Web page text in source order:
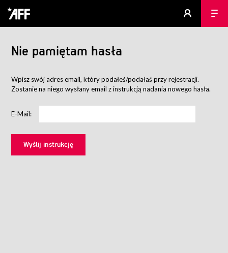
Nie pamiętam hasła
Wpisz swój adres email, który podałeś/podałaś przy rejestracji.
Zostanie na niego wysłany email z instrukcją nadania nowego hasła.
E-Mail: